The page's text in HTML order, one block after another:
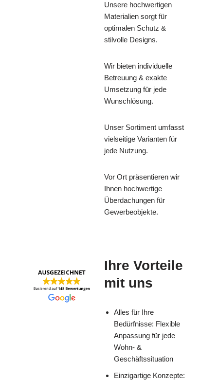
Unsere hochwertigen
Materialien sorgt für
optimalen Schutz &
stilvolle Designs.
Wir bieten individuelle
Betreuung & exakte
Umsetzung für jede
Wunschlösung.
Unser Sortiment umfasst
vielseitige Varianten für
jede Nutzung.
Vor Ort präsentieren wir
Ihnen hochwertige
Überdachungen für
Gewerbeobjekte.
Ihre Vorteile
mit uns
Alles für Ihre
Bedürfnisse: Flexible
Anpassung für jede
Wohn- &
Geschäftssituation
Einzigartige Konzepte: